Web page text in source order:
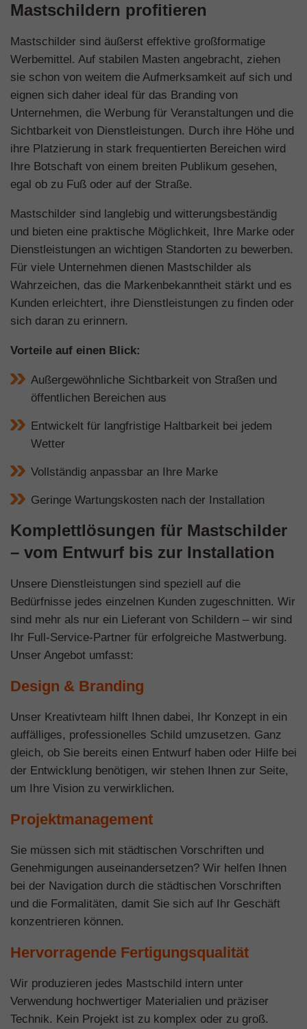
Mastschildern profitieren
Mastschilder sind äußerst effektive großformatige
Werbemittel. Auf stabilen Masten angebracht, ziehen
sie schon von weitem die Aufmerksamkeit auf sich und
eignen sich daher ideal für das Branding von
Unternehmen, die Werbung für Veranstaltungen und die
Sichtbarkeit von Dienstleistungen. Durch ihre Höhe und
ihre Platzierung in stark frequentierten Bereichen wird
Ihre Botschaft von einem breiten Publikum gesehen,
egal ob zu Fuß oder auf der Straße.
Mastschilder sind langlebig und witterungsbeständig
und bieten eine praktische Möglichkeit, Ihre Marke oder
Dienstleistungen an wichtigen Standorten zu bewerben.
Für viele Unternehmen dienen Mastschilder als
Wahrzeichen, das die Markenbekanntheit stärkt und es
Kunden erleichtert, ihre Dienstleistungen zu finden oder
sich daran zu erinnern.
Vorteile auf einen Blick:
Außergewöhnliche Sichtbarkeit von Straßen und
öffentlichen Bereichen aus
Entwickelt für langfristige Haltbarkeit bei jedem
Wetter
Vollständig anpassbar an Ihre Marke
Geringe Wartungskosten nach der Installation
Komplettlösungen für Mastschilder
– vom Entwurf bis zur Installation
Unsere Dienstleistungen sind speziell auf die
Bedürfnisse jedes einzelnen Kunden zugeschnitten. Wir
sind mehr als nur ein Lieferant von Schildern – wir sind
Ihr Full-Service-Partner für erfolgreiche Mastwerbung.
Unser Angebot umfasst:
Design & Branding
Unser Kreativteam hilft Ihnen dabei, Ihr Konzept in ein
auffälliges, professionelles Schild umzusetzen. Ganz
gleich, ob Sie bereits einen Entwurf haben oder Hilfe bei
der Entwicklung benötigen, wir stehen Ihnen zur Seite,
um Ihre Vision zu verwirklichen.
Projektmanagement
Sie müssen sich mit städtischen Vorschriften und
Genehmigungen auseinandersetzen? Wir helfen Ihnen
bei der Navigation durch die städtischen Vorschriften
und die Formalitäten, damit Sie sich auf Ihr Geschäft
konzentrieren können.
Hervorragende Fertigungsqualität
Wir produzieren jedes Mastschild intern unter
Verwendung hochwertiger Materialien und präziser
Technik. Kein Projekt ist zu komplex oder zu groß.